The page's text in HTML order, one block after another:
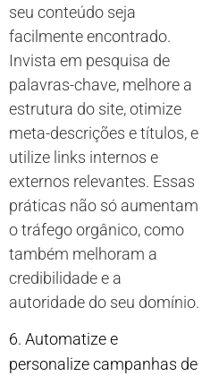
seu conteúdo seja
facilmente encontrado.
Invista em pesquisa de
palavras-chave, melhore a
estrutura do site, otimize
meta-descrições e títulos, e
utilize links internos e
externos relevantes. Essas
práticas não só aumentam
o tráfego orgânico, como
também melhoram a
credibilidade e a
autoridade do seu domínio.
6. Automatize e
personalize campanhas de